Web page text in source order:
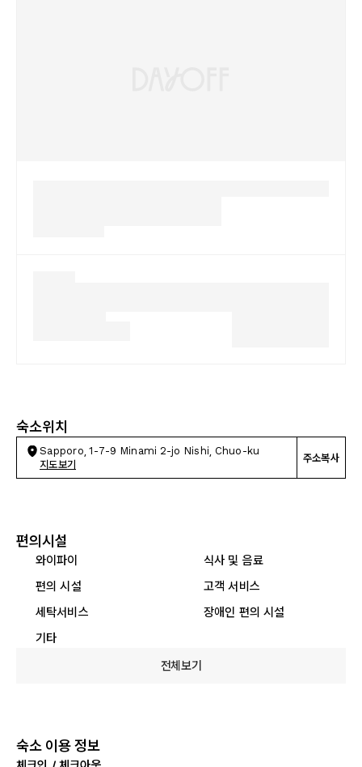
숙소위치
Sapporo, 1-7-9 Minami 2-jo Nishi, Chuo-ku
지도보기
주소복사
편의시설
와이파이
식사 및 음료
편의 시설
고객 서비스
세탁서비스
장애인 편의 시설
기타
전체보기
숙소 이용 정보